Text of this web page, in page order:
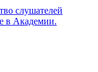
слушателей
в Академии.